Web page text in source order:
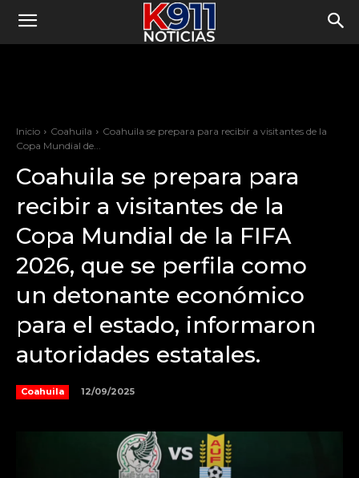
Inicio Coahuila
Coahuila se prepara para recibir a visitantes de la
Copa Mundial de...
Coahuila se prepara para
recibir a visitantes de la
Copa Mundial de la FIFA
2026, que se perfila como
un detonante económico
para el estado, informaron
autoridades estatales.
Coahuila 12/09/2025